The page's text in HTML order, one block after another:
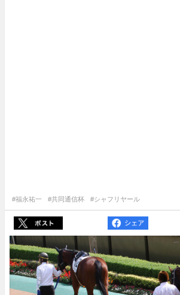
#福永祐一 #共同通信杯 #シャフリヤール